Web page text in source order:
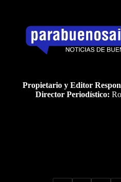
Propietario y Editor
Director Periodístico: